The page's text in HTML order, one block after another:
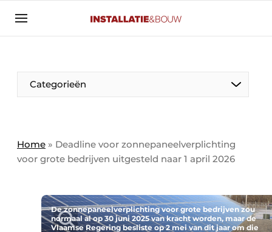
Aanmelden
Banner overzicht
BedrijvenAanmeldenBedankt voor de aanmelding
Contact
Evenement aanmelden
Meest gelezen
Nieuwsbrief
Categorieën
Panelgesprek
Home » Deadline voor zonnepaneelverplichting
voor grote bedrijven uitgesteld naar 1 april 2026
De zonnepaneelverplichting voor grote bedrijven zou
normaal al op 30 juni 2025 van kracht worden, maar de
Vlaamse Regering besliste op 2 mei van dit jaar om die